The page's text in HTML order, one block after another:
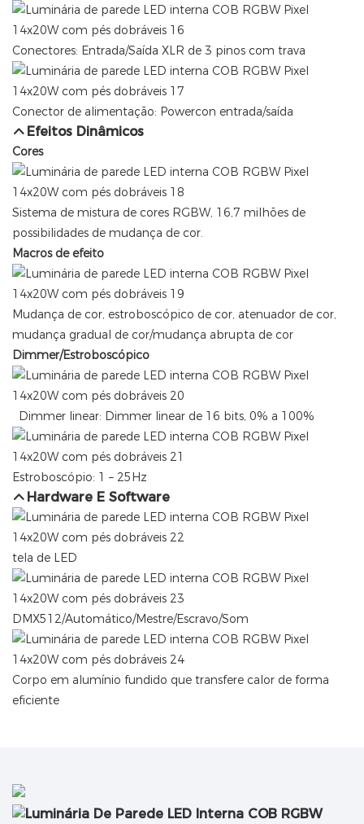
Conectores: Entrada/Saída XLR de 3 pinos com trava
Conector de alimentação: Powercon entrada/saída
Efeitos Dinâmicos
Cores
Sistema de mistura de cores RGBW, 16,7 milhões de
possibilidades de mudança de cor.
Macros de efeito
Mudança de cor, estroboscópico de cor, atenuador de cor,
mudança gradual de cor/mudança abrupta de cor
Dimmer/Estroboscópico
Dimmer linear: Dimmer linear de 16 bits, 0% a 100%
Estroboscópio: 1 – 25Hz
Hardware E Software
tela de LED
DMX512/Automático/Mestre/Escravo/Som
Corpo em alumínio fundido que transfere calor de forma
eficiente